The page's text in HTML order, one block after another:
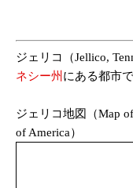
ジェリコ（Jellico,
ネシー州 にある都市で
ジェリコ地図（Map of
of America）